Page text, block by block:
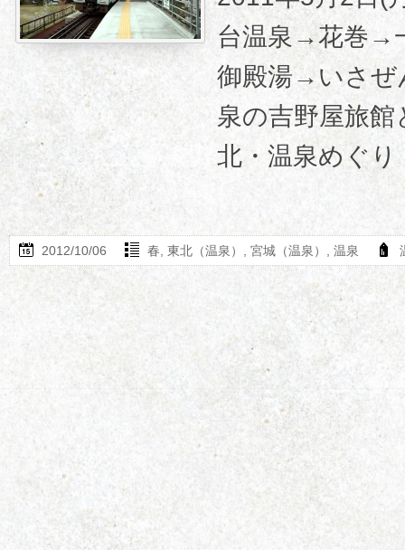
台温泉→花巻→
御殿湯→いさぜ
泉の吉野屋旅
北・温泉めぐ
2012/10/06 春 東北（温泉） 宮城（温泉） 温泉